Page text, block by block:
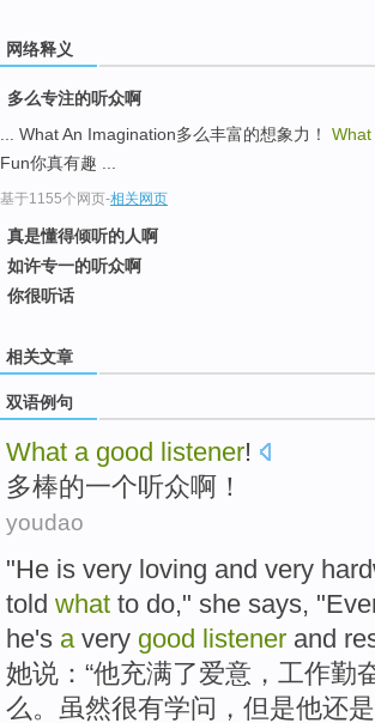
网络释义
多么专注的听众啊
... What An Imagination多么丰富的想象力！ What
Fun你真有趣 ...
基于1155个网页-相关网页
真是懂得倾听的人啊
如许专一的听众啊
你很听话
相关文章
双语例句
What a good listener!
多棒的一个听众啊！
youdao
"He is very loving and very
told what to do," she says, "
he's a very good listener and
她说 ：“他充满了爱意，工作勤
么。 虽然很有学问 ，但是他还是